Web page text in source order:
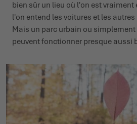
bien sûr un lieu où l'on est vraiment
l'on entend les voitures et les
Mais un parc urbain ou
peuvent fonctionner presque aussi